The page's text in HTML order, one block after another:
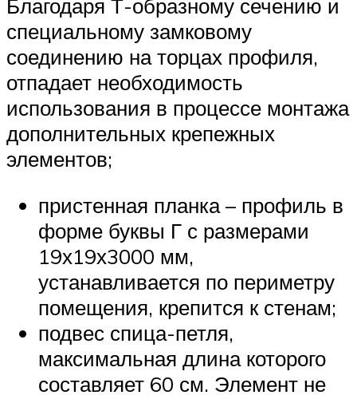
Благодаря Т-образному сечению и
специальному замковому
соединению на торцах профиля,
отпадает необходимость
использования в процессе монтажа
дополнительных крепежных
элементов;
пристенная планка – профиль в
форме буквы Г с размерами
19х19х3000 мм,
устанавливается по периметру
помещения, крепится к стенам;
подвес спица-петля,
максимальная длина которого
составляет 60 см. Элемент не